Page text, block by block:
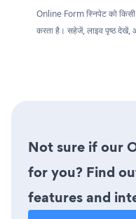
Online Form स्निपेट को
करता है। सहेजें, लाइव पृष्ठ
Not sure if our
for you? Find
features and